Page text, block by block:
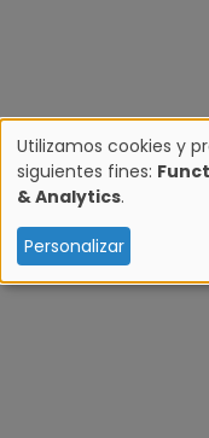
U
s
o
Utilizamos cookies y
siguientes fines:
& Analytics.
Personalizar